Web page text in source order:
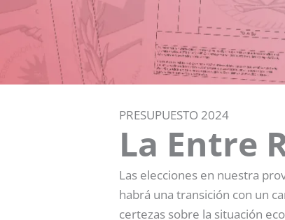
PRESUPUESTO 2024
La Entre
Las elecciones en nuestra
habrá una transición con un
certezas sobre la situación